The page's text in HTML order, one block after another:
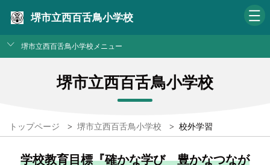
堺市立西百舌鳥小学校
堺市立西百舌鳥小学校メニュー
堺市立西百舌鳥小学校
トップページ > 堺市立西百舌鳥小学校 > 校外学習
学校教育目標『確かな学び 豊かなつなが